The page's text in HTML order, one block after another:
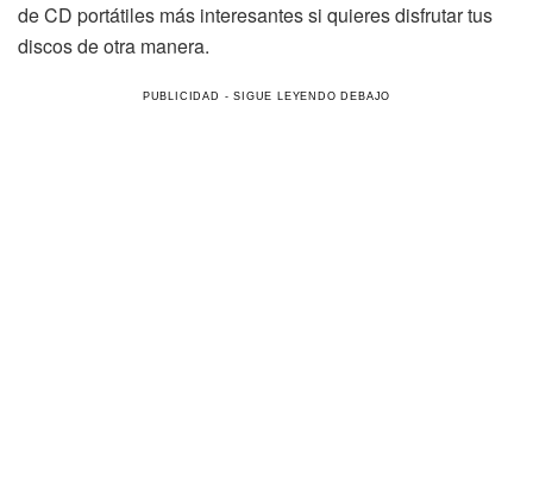
de CD portátiles más interesantes si quieres disfrutar tus
discos de otra manera.